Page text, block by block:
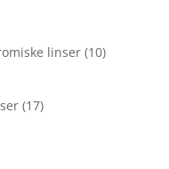
linser (10)
(17)